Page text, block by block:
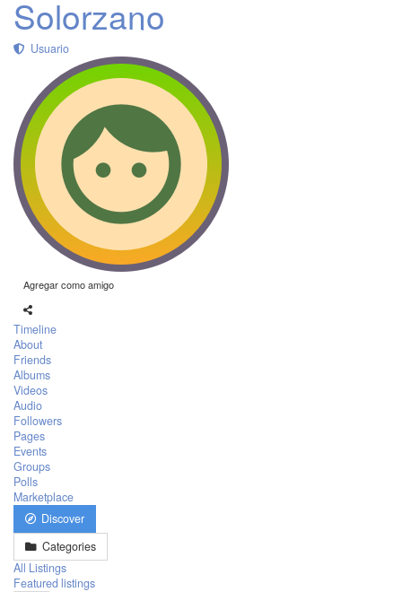
Solorzano
Usuario
Agregar como amigo
Timeline
About
Friends
Albums
Videos
Audio
Followers
Pages
Events
Groups
Polls
Marketplace
Discover
Categories
All Listings
Featured listings